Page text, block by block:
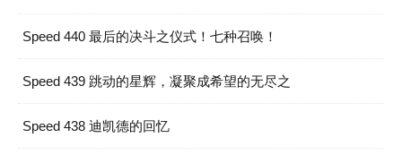
Speed 440 最后的决斗之仪式！七种召唤！
Speed 439 跳动的星辉，凝聚成希望的无尽之
Speed 438 迪凯德的回忆